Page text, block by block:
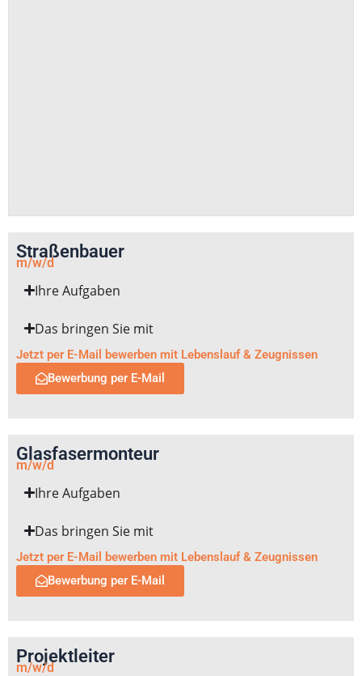
Straßenbauer
m/w/d
Ihre Aufgaben
Das bringen Sie mit
Jetzt per E-Mail bewerben mit Lebenslauf & Zeugnissen
Bewerbung per E-Mail
Glasfasermonteur
m/w/d
Ihre Aufgaben
Das bringen Sie mit
Jetzt per E-Mail bewerben mit Lebenslauf & Zeugnissen
Bewerbung per E-Mail
Projektleiter
m/w/d